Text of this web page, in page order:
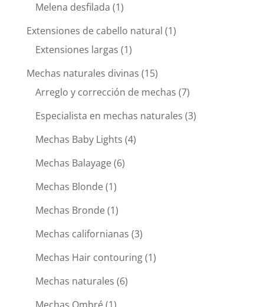
Melena desfilada (1)
Extensiones de cabello natural (1)
Extensiones largas (1)
Mechas naturales divinas (15)
Arreglo y corrección de mechas (7)
Especialista en mechas naturales (3)
Mechas Baby Lights (4)
Mechas Balayage(6)
Mechas Blonde(1)
Mechas Bronde(1)
Mechas californianas (3)
Mechas Hair contouring(1)
Mechas naturales (6)